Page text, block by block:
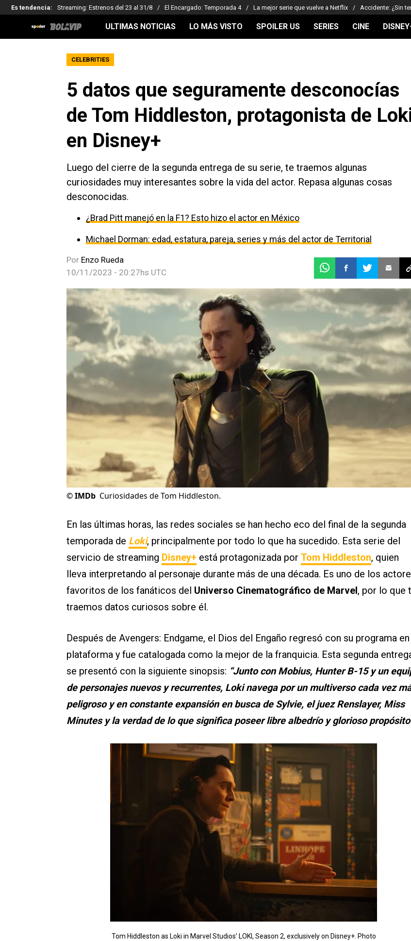
Es tendencia: Streaming: Estrenos del 23 al 31/8 El Encargado: Temporada 4 La mejor serie que vuelve a Netflix Accidente: ¿Sin
ULTIMAS NOTICIAS LO MÁS VISTO SPOILER US SERIES CINE
CELEBRITIES
5 datos que seguramente desconocías
de Tom Hiddleston, protagonista de
en Disney+
Luego del cierre de la segunda entrega de su serie, te traemos algunas
curiosidades muy interesantes sobre la vida del actor. Repasa algunas cosas
desconocidas.
¿Brad Pitt manejó en la F1? Esto hizo el actor en México
Michael Dorman: edad, estatura, pareja, series y más del actor de Territorial
Por Enzo Rueda
10/11/2023 - 20:27hs UTC
©IMDb Curiosidades de Tom Hiddleston.
En las últimas horas, las redes sociales se han hecho eco del final de la segunda
temporada de Loki, principalmente por todo lo que ha sucedido. Esta serie del
servicio de streaming Disney+ está protagonizada por Tom Hiddleston, quien
lleva interpretando al personaje durante más de una década. Es uno de los
favoritos de los fanáticos del Universo Cinematográfico de Marvel, por lo que
traemos datos curiosos sobre él.
Después de Avengers: Endgame, el Dios del Engaño regresó con su programa
plataforma y fue catalogada como la mejor de la franquicia. Esta segunda
se presentó con la siguiente sinopsis: “Junto con Mobius, Hunter B-15 y un
de personajes nuevos y recurrentes, Loki navega por un multiverso cada vez
peligroso y en constante expansión en busca de Sylvie, el juez Renslayer, Miss
Minutes y la verdad de lo que significa poseer libre albedrío y glorioso propósito
Tom Hiddleston as Loki in Marvel Studios’ LOKI, Season 2, exclusively on Disney+. Photo